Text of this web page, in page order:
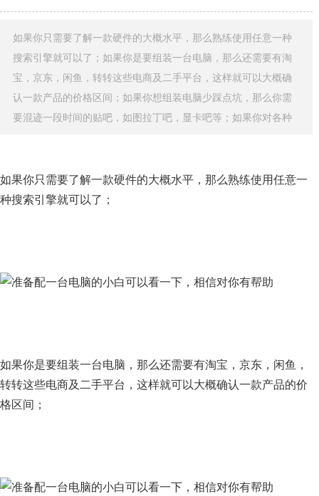
如果你只需要了解一款硬件的大概水平，那么熟练使用任意一种
搜索引擎就可以了；如果你是要组装一台电脑，那么还需要有淘
宝，京东，闲鱼，转转这些电商及二手平台，这样就可以大概确
认一款产品的价格区间；如果你想组装电脑少踩点坑，那么你需
要混迹一段时间的贴吧，如图拉丁吧，显卡吧等；如果你对各种
如果你只需要了解一款硬件的大概水平，那么熟练使用任意一
种搜索引擎就可以了；
如果你是要组装一台电脑，那么还需要有淘宝，京东，闲鱼，
转转这些电商及二手平台，这样就可以大概确认一款产品的价
格区间；